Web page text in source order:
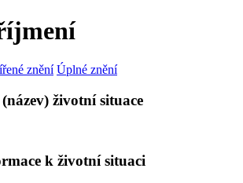
znění Úplné znění
životní situace
k životní situaci